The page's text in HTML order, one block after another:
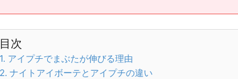
目次
アイプチでまぶたが伸びる理由
ナイトアイボーテとアイプチの違い